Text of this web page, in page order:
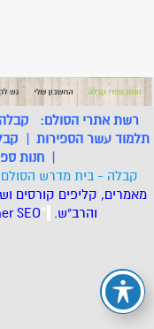
רשת אתרי הסולם:
תלמוד עשר הספירות |
| חנות
קבלה - בית מדרש הסולם
מאמרים, קליפים קורסים
והרב"ש. *
SEO